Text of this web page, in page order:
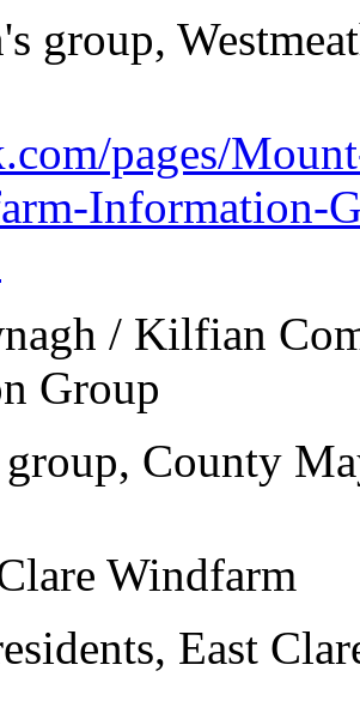
group,
pages/
Information-
/ Kilfian
Group
County
Windfarm
East